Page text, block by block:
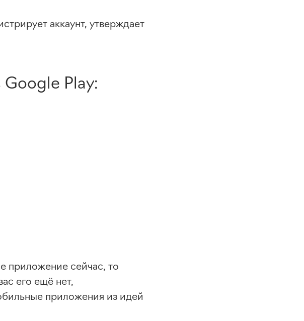
аккаунт, утверждает
Google Play:
приложение сейчас, то
его ещё нет,
приложения из идей